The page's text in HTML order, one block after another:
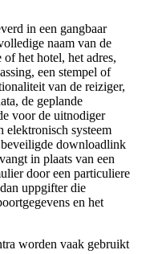
in een gangbaar
naam van de
of het hotel, het adres,
een stempel of
van de reiziger,
de geplande
voor de uitnodiger
elektronisch systeem
downloadlink
in plaats van een
door een particuliere
uppgifter die
en het
worden vaak gebruikt